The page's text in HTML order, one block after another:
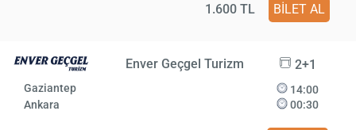
1.600 TL BİLET AL
Enver Geçgel Turizm 2+1
Gaziantep
Ankara
14:00
00:30